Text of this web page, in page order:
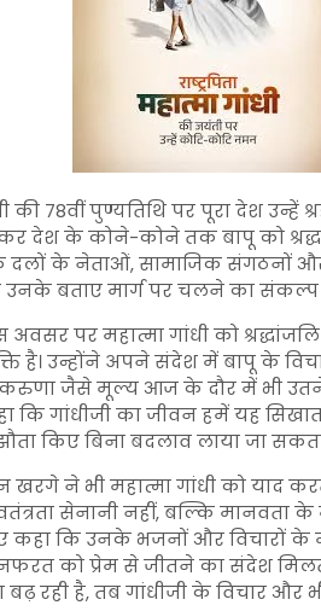
की 78वीं पुण्यतिथि पर पूरा देश
देश के कोने-कोने तक बापू को
दलों के नेताओं, सामाजिक संगठनों
बताए मार्ग पर चलने का संकल्प
अवसर पर महात्मा गांधी को
है। उन्होंने अपने संदेश में बापू के
जैसे मूल्य आज के दौर में भी उतने
कि गांधीजी का जीवन हमें यह
किए बिना बदलाव लाया जा
ने भी महात्मा गांधी को याद करते
सेनानी नहीं, बल्कि मानवता के
कि उनके भजनों और विचारों
को प्रेम से जीतने का संदेश
रही है, तब गांधीजी के विचार और